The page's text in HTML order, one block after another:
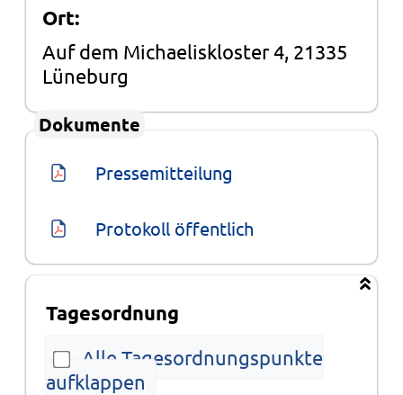
Ort:
Auf dem Michaeliskloster 4, 21335
Lüneburg
Dokumente
Pressemitteilung
Protokoll öffentlich
Tagesordnung
Alle Tagesordnungspunkte
aufklappen